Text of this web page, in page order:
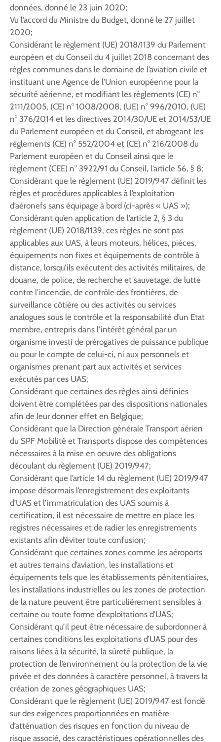
données, donné le 23 juin 2020;
Vu l’accord du Ministre du Budget, donné le 27 juillet
2020;
Considérant le règlement (UE) 2018/1139 du Parlement
européen et du Conseil du 4 juillet 2018 concernant des
règles communes dans le domaine de l’aviation civile et
instituant une Agence de l’Union européenne pour la
sécurité aérienne, et modifiant les règlements (CE) n°
2111/2005, (CE) n° 1008/2008, (UE) n° 996/2010, (UE)
n° 376/2014 et les directives 2014/30/UE et 2014/53/UE
du Parlement européen et du Conseil, et abrogeant les
règlements (CE) n° 552/2004 et (CE) n° 216/2008 du
Parlement européen et du Conseil ainsi que le
règlement (CEE) n° 3922/91 du Conseil, l’article 56, § 8;
Considérant que le règlement (UE) 2019/947 définit les
règles et procédures applicables à l’exploitation
d’aéronefs sans équipage à bord (ci-après « UAS »);
Considérant qu’en application de l’article 2, § 3 du
règlement (UE) 2018/1139, ces règles ne sont pas
applicables aux UAS, à leurs moteurs, hélices, pièces,
équipements non fixes et équipements de contrôle à
distance, lorsqu’ils exécutent des activités militaires, de
douane, de police, de recherche et sauvetage, de lutte
contre l’incendie, de contrôle des frontières, de
surveillance côtière ou des activités ou services
analogues sous le contrôle et la responsabilité d’un Etat
membre, entrepris dans l’intérêt général par un
organisme investi de prérogatives de puissance publique
ou pour le compte de celui-ci, ni aux personnels et
organismes prenant part aux activités et services
exécutés par ces UAS;
Considérant que certaines des règles ainsi définies
doivent être complétées par des dispositions nationales
afin de leur donner effet en Belgique;
Considérant que la Direction générale Transport aérien
du SPF Mobilité et Transports dispose des compétences
nécessaires à la mise en oeuvre des obligations
découlant du règlement (UE) 2019/947;
Considérant que l’article 14 du règlement (UE) 2019/947
impose désormais l’enregistrement des exploitants
d’UAS et l’immatriculation des UAS soumis à
certification, il est nécessaire de mettre en place les
registres nécessaires et de radier les enregistrements
existants afin d’éviter toute confusion;
Considérant que certaines zones comme les aéroports
et autres terrains d’aviation, les installations et
équipements tels que les établissements pénitentiaires,
les installations industrielles ou les zones de protection
de la nature peuvent être particulièrement sensibles à
certaine ou toute forme d’exploitations d’UAS;
Considérant qu’il peut être nécessaire de subordonner à
certaines conditions les exploitations d’UAS pour des
raisons liées à la sécurité, la sûreté publique, la
protection de l’environnement ou la protection de la vie
privée et des données à caractère personnel, à travers la
création de zones géographiques UAS;
Considérant que le règlement (UE) 2019/947 est fondé
sur des exigences proportionnées en matière
d’atténuation des risques en fonction du niveau de
risque associé, des caractéristiques opérationnelles des